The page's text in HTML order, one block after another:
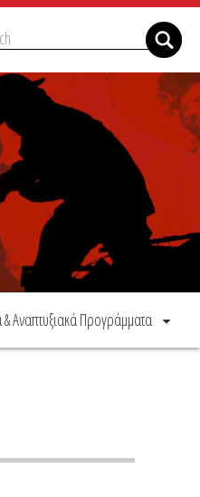
Αναπτυξιακά Προγράμματα